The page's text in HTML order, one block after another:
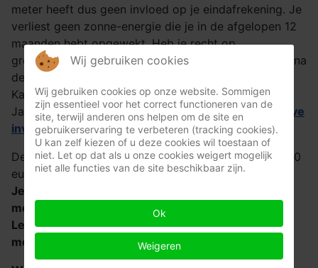
meter heeft dus geen invloed op je eindafrekening. Je
verliest geen zonne-energie die je in de afgelopen 12
maanden hebt opgewekt. Heb je recht op
groenestroomcertificaten? Dan behoud je deze ook na
de installatie van de digitale meter.
Kan je een premie krijgen?
Ja, je kan in aanmerking komen voor eenretroactieve
investeringspremie.
De premie bedraagt gemiddeld tussen 1.000 en 2.000
euro.
Je hebt 6 maanden na de installatie van de digitale
meter om deze premie aan te vragen.
Let op: na 31 december 2025 kan je de premie niet
meer aanvragen.
Wij gebruiken cookies
Wij gebruiken cookies op onze website. Sommigen
zijn essentieel voor het correct functioneren van de
site, terwijl anderen ons helpen om de site en
gebruikerservaring te verbeteren (tracking cookies).
U kan zelf kiezen of u deze cookies wil toestaan of
niet. Let op dat als u onze cookies weigert mogelijk
niet alle functies van de site beschikbaar zijn.
Ok
Weigeren